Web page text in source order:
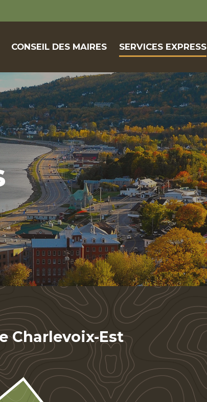
CONSEIL DES MAIRES SERVICES EXPRESS
Charlevoix-Est